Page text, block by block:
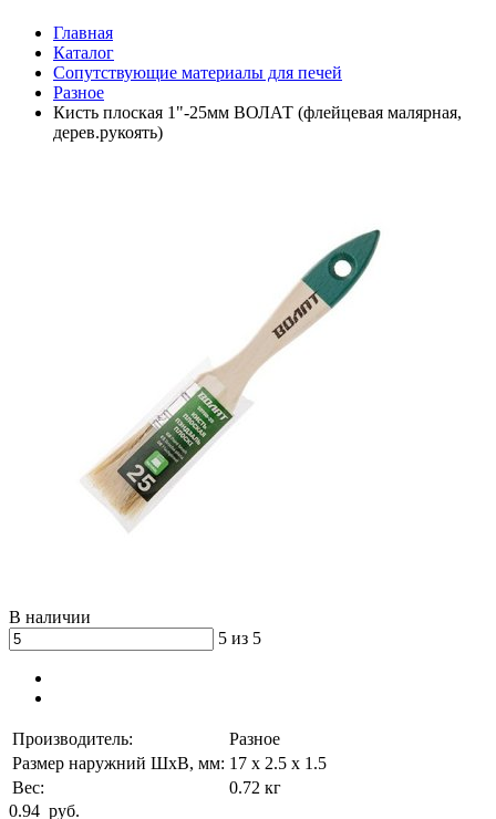
Главная
Каталог
Сопутствующие материалы для печей
Разное
Кисть плоская 1"-25мм ВОЛАТ (флейцевая малярная,
дерев.рукоять)
В наличии
5 из 5
Производитель:
Разное
Размер наружний ШхВ, мм: 17 x 2.5 x 1.5
Вес:
0.72 кг
0.94 руб.